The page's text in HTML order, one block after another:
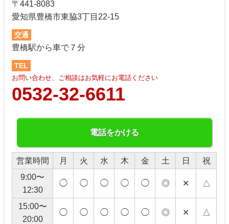
〒441-8083
愛知県豊橋市東脇3丁目22-15
交通
豊橋駅から車で７分
TEL
お問い合わせ、ご相談はお気軽にお電話ください
0532-32-6611
電話をかける
営業時間 月 火 水 木 金 土 日
祝
9:00〜
12:30
◯ ◯ ◯ ◯ ◯ ◎ ✕ △
15:00〜
20:00
◯ ◯ ◯ ◯ ◯ ◎ ✕ △